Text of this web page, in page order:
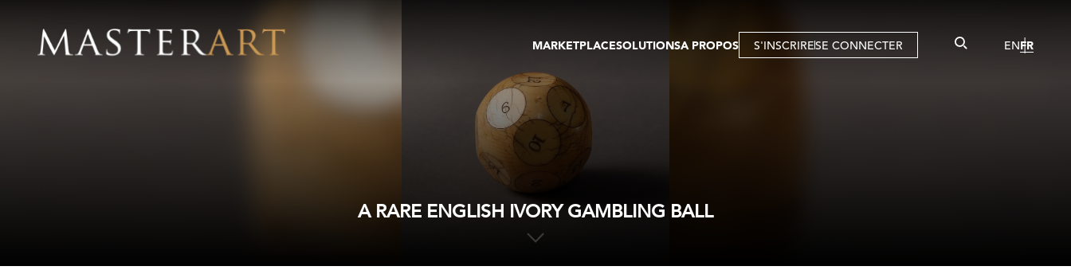
MARKETPLACE
OEUVRES D'ART
GALERIES
TOURS VIRTUELS
PUBLICATIONS
SOLUTIONSA PROPOS S'INSCRIRESE CONNECTER ENFR
A RARE ENGLISH IVORY GAMBLING BALL